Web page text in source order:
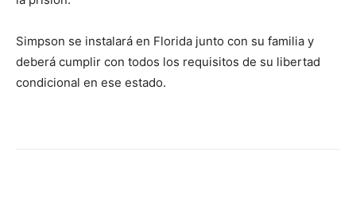
Simpson se instalará en Florida junto con su familia y
deberá cumplir con todos los requisitos de su libertad
condicional en ese estado.